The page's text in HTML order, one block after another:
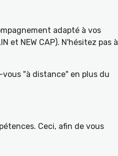
adapté à vos
et NEW CAP). N'hésitez pas à
"à distance" en plus du
Ceci, afin de vous